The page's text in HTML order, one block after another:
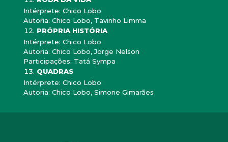
Intérprete: Chico Lobo
Autoria: Chico Lobo, Tavinho Limma
PRÓPRIA HISTÓRIA
Intérprete: Chico Lobo
Autoria: Chico Lobo, Jorge Nelson
Participações: Tatá Sympa
QUADRAS
Intérprete: Chico Lobo
Autoria: Chico Lobo, Simone Gimarães